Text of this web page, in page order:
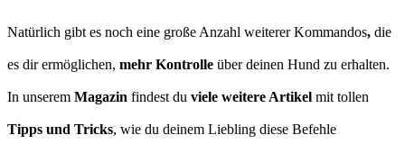
Natürlich gibt es noch eine große Anzahl weiterer Kommandos, die
es dir ermöglichen, mehr Kontrolle über deinen Hund zu erhalten.
In unserem Magazin findest du viele weitere Artikel mit tollen
Tipps und Tricks, wie du deinem Liebling diese Befehle